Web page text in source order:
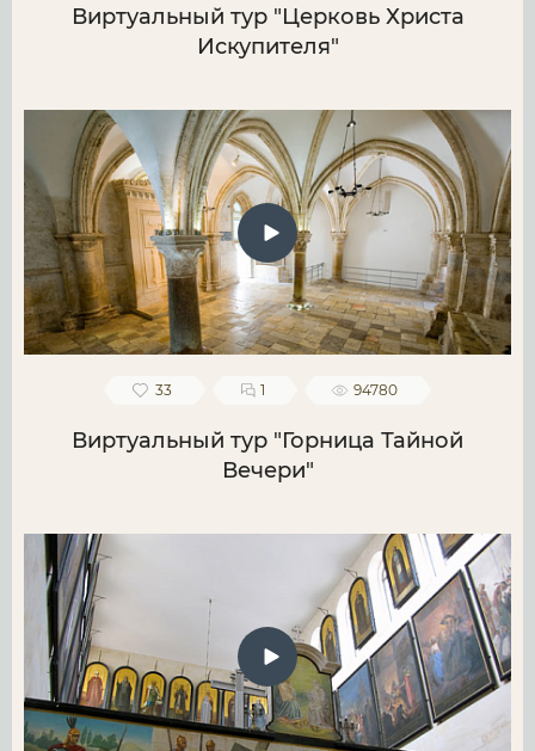
Виртуальный тур "Церковь Христа
Искупителя"
33 1 94780
Виртуальный тур "Горница Тайной
Вечери"